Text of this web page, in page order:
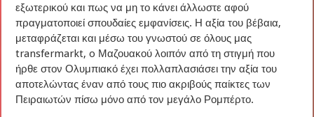
εξωτερικού και πως να μη το κάνει άλλωστε αφού
πραγματοποιεί σπουδαίες εμφανίσεις. Η αξία του βέβαια,
μεταφράζεται και μέσω του γνωστού σε όλους μας
transfermarkt, o Μαζουακού λοιπόν από τη στιγμή που
ήρθε στον Ολυμπιακό έχει πολλαπλασιάσει την αξία του
αποτελώντας έναν από τους πιο ακριβούς παίκτες των
Πειραιωτών πίσω μόνο από τον μεγάλο Ρομπέρτο.